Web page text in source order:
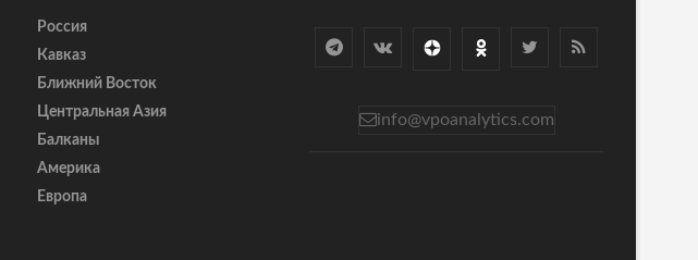
Россия
Кавказ
Ближний Восток
Центральная Азия
Балканы
Америка
Европа
info@vpoanalytics.com